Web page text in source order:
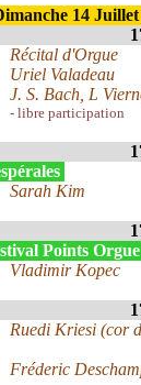
14 Juillet
Récital d'Orgue
Uriel Valadeau
J. S. Bach, L
- libre participation
Sarah Kim
Points Orgue
Vladimir Kopec
Ruedi Kriesi (cor
Fréderic